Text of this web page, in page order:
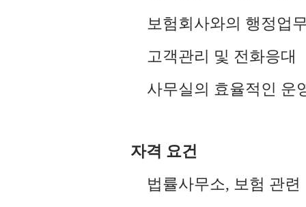
보험회사와의 행정업
고객관리 및 전화응대
사무실의 효율적인 운
자격 요건
법률사무소, 보험 관련